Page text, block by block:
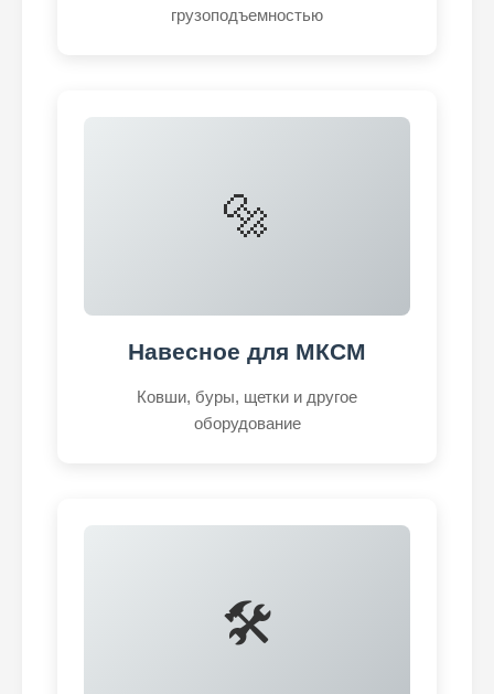
грузоподъемностью
🔩
Навесное для МКСМ
Ковши, буры, щетки и другое
оборудование
🛠️